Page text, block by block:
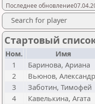
Последнее
Search for player
Стартовый
Ном. Имя
1
Баринова, Ариана
2
Вьюнов, Александр
3
Заботин, Тимофей
4
Кавелькина, Агата